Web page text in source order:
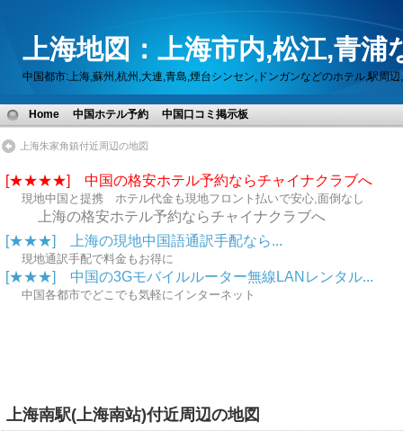
上海地図：上海市内,松江,青浦
中国都市:上海,蘇州,杭州,大連,青島,煙台シンセン,ドンガンなどのホテル,駅周
Home 中国ホテル予約 中国口コミ掲示板
上海朱家角鎮付近周辺の地図
[★★★★] 中国の格安ホテル予約ならチャイナクラブへ
現地中国と提携 ホテル代金も現地フロント払いで安心,面倒なし
上海の格安ホテル予約ならチャイナクラブへ
[★★★] 上海の現地中国語通訳手配なら...
現地通訳手配で料金もお得に
[★★★] 中国の3Gモバイルルーター無線LANレンタル...
中国各都市でどこでも気軽にインターネット
上海南駅(上海南站)付近周辺の地図